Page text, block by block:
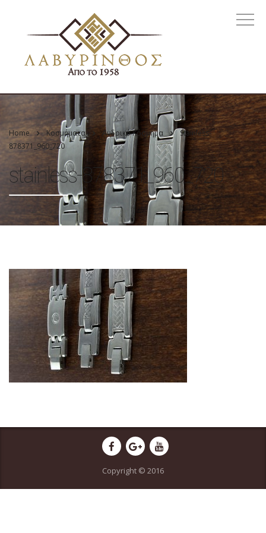
Home Κοσμήματα Ανδρικό Κόσμημα
Stainless-
878371_960_720
stainless-878371_960_720
Copyright © 2016